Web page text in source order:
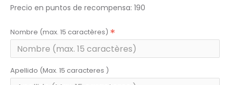
Precio en puntos de recompensa: 190
Nombre (max. 15 caractères)
Apellido (Max. 15 caracteres )